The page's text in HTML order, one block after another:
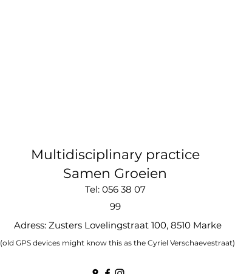
Multidisciplinary practice
Samen Groeien
Tel: 056 38 07
99
Adress: Zusters Lovelingstraat 100, 8510 Marke
(old GPS devices might know this as the Cyriel Verschaevestraat)